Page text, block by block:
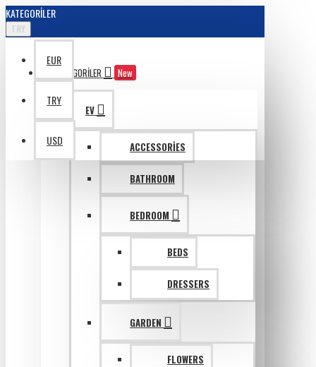
KATEGORILER
TRY
EUR
TRY
USD
KATAGORILER New
EV
ACCESSORIES
BATHROOM
BEDROOM
BEDS
DRESSERS
GARDEN
FLOWERS